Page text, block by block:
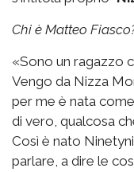
Chi è Matteo
«Sono un ragazzo
Vengo da Nizza
per me è nata
di vero, qualcosa
Così è nato
parlare, a dire le